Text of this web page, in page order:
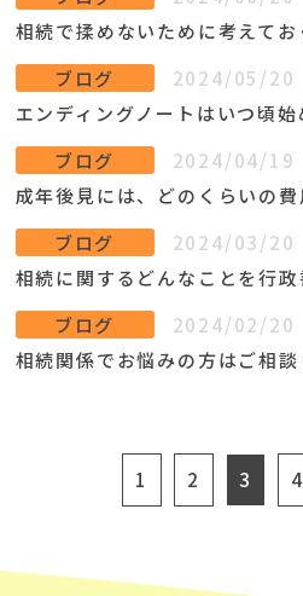
相続で揉めないために考えて
ブログ
2024/05/20
エンディングノートはいつ頃始
ブログ
2024/04/19
成年後見には、どのくらいの費
ブログ
2024/03/20
相続に関するどんなことを行
ブログ
2024/02/20
相続関係でお悩みの方はご相談
1 2 3 4